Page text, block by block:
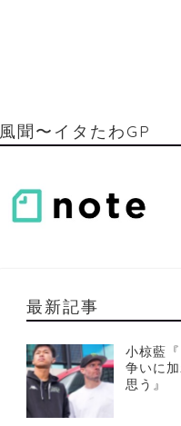
風聞〜イタたわGP
最新記事
小椋藍
争いに
思う』